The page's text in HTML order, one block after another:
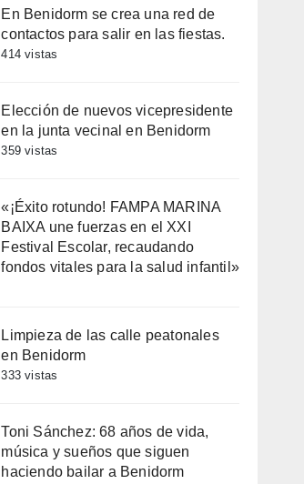
En Benidorm se crea una red de
contactos para salir en las fiestas.
414 vistas
Elección de nuevos vicepresidente
en la junta vecinal en Benidorm
359 vistas
«¡Éxito rotundo! FAMPA MARINA
BAIXA une fuerzas en el XXI
Festival Escolar, recaudando
fondos vitales para la salud infantil»
Limpieza de las calle peatonales
en Benidorm
333 vistas
Toni Sánchez: 68 años de vida,
música y sueños que siguen
haciendo bailar a Benidorm